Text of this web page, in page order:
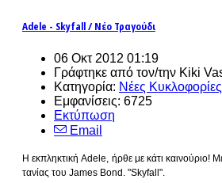
Adele - Skyfall / Νέο Τραγούδι
06 Οκτ 2012 01:19
Γράφτηκε από τον/την Kiki
Κατηγορία: Νέες
Εμφανίσεις: 6725
Εκτύπωση
Email
Η εκπληκτική Adele, ήρθε με κάτι καινούριο!
τανίας του James Bond. "Skyfall".